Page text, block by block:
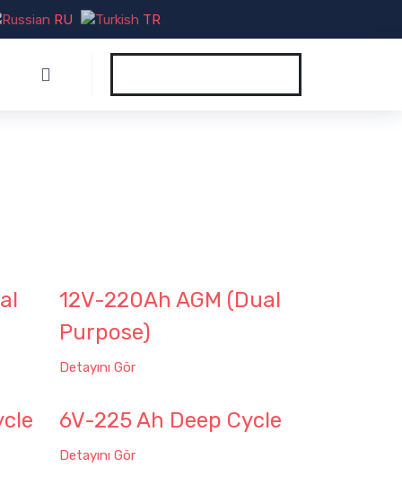
RU TR
12V-220Ah AGM (Dual
Purpose)
Detayını Gör
6V-225 Ah Deep Cycle
Detayını Gör